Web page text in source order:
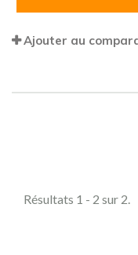
Ajouter au
Résultats 1 - 2 sur 2.